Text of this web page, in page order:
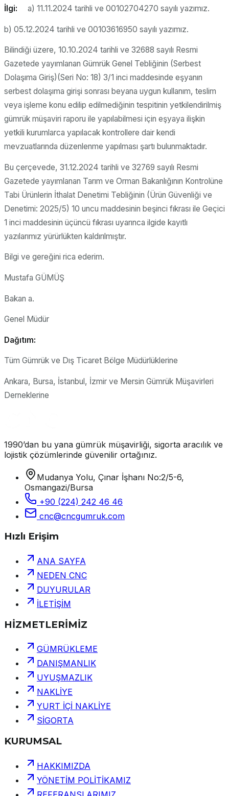
İlgi: a) 11.11.2024 tarihli ve 00102704270 sayılı yazımız.
b) 05.12.2024 tarihli ve 00103616950 sayılı yazımız.
Bilindiği üzere, 10.10.2024 tarihli ve 32688 sayılı Resmi
Gazetede yayımlanan Gümrük Genel Tebliğinin (Serbest
Dolaşıma Giriş)(Seri No: 18) 3/1 inci maddesinde eşyanın
serbest dolaşıma girişi sonrası beyana uygun kullanım, teslim
veya işleme konu edilip edilmediğinin tespitinin yetkilendirilmiş
gümrük müşaviri raporu ile yapılabilmesi için eşyaya ilişkin
yetkili kurumlarca yapılacak kontrollere dair kendi
mevzuatlarında düzenlenme yapılması şartı bulunmaktadır.
Bu çerçevede, 31.12.2024 tarihli ve 32769 sayılı Resmi
Gazetede yayımlanan Tarım ve Orman Bakanlığının Kontrolüne
Tabi Ürünlerin İthalat Denetimi Tebliğinin (Ürün Güvenliği ve
Denetimi: 2025/5) 10 uncu maddesinin beşinci fıkrası ile Geçici
1 inci maddesinin üçüncü fıkrası uyarınca ilgide kayıtlı
yazılarımız yürürlükten kaldırılmıştır.
Bilgi ve gereğini rica ederim.
Mustafa GÜMÜŞ
Bakan a.
Genel Müdür
Dağıtım:
Tüm Gümrük ve Dış Ticaret Bölge Müdürlüklerine
Ankara, Bursa, İstanbul, İzmir ve Mersin Gümrük Müşavirleri
Derneklerine
1990’dan bu yana gümrük müşavirliği, sigorta aracılık ve
lojistik çözümlerinde güvenilir ortağınız.
Mudanya Yolu, Çınar İşhanı No:2/5-6,
Osmangazi/Bursa
+90 (224) 242 46 46
cnc@cncgumruk.com
Hızlı Erişim
ANA SAYFA
NEDEN CNC
DUYURULAR
İLETİŞİM
HİZMETLERİMİZ
GÜMRÜKLEME
DANIŞMANLIK
UYUŞMAZLIK
NAKLİYE
YURT İÇİ NAKLİYE
SİGORTA
KURUMSAL
HAKKIMIZDA
YÖNETİM POLİTİKAMIZ